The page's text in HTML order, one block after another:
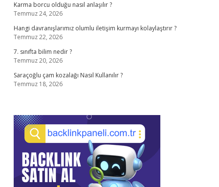
Karma borcu olduğu nasıl anlaşılır ?
Temmuz 24, 2026
Hangi davranışlarımız olumlu iletişim kurmayı kolaylaştırır ?
Temmuz 22, 2026
7. sınıfta bilim nedir ?
Temmuz 20, 2026
Saraçoğlu çam kozalağı Nasıl Kullanılır ?
Temmuz 18, 2026